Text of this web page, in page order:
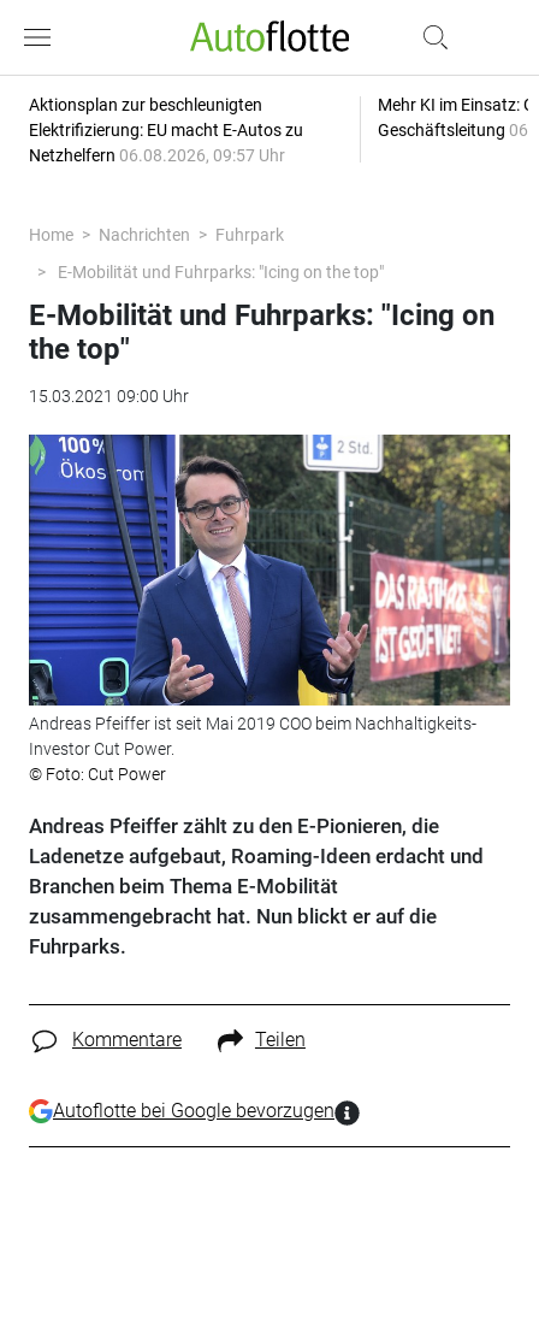
Aktionsplan zur beschleunigten
Elektrifizierung: EU macht E-Autos zu
Netzhelfern 06.08.2026, 09:57 Uhr
Mehr KI im Einsatz:
Geschäftsleitung
Home Nachrichten
Fuhrpark
E-Mobilität und Fuhrparks: "Icing on the top"
E-Mobilität und Fuhrparks: "Icing on
the top"
15.03.2021 09:00 Uhr
Andreas Pfeiffer ist seit Mai 2019 COO beim Nachhaltigkeits-
Investor Cut Power.
© Foto: Cut Power
Andreas Pfeiffer zählt zu den E-Pionieren, die
Ladenetze aufgebaut, Roaming-Ideen erdacht und
Branchen beim Thema E-Mobilität
zusammengebracht hat. Nun blickt er auf die
Fuhrparks.
Kommentare Teilen
Autoflotte bei Google bevorzugen